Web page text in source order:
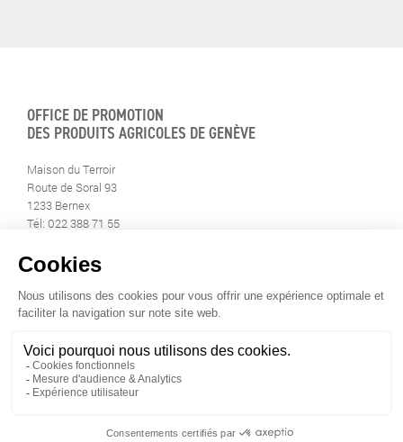
OFFICE DE PROMOTION
DES PRODUITS AGRICOLES DE GENÈVE
Maison du Terroir
Route de Soral 93
1233 Bernex
Tél: 022 388 71 55
info@geneveterroir.ge.ch
RESTEZ AU CONTACT DE
TOUTE L’ACTUALITÉ DU TERROIR
TÉLÉCHARGEZ L’APP GENÈVE-TERROIR